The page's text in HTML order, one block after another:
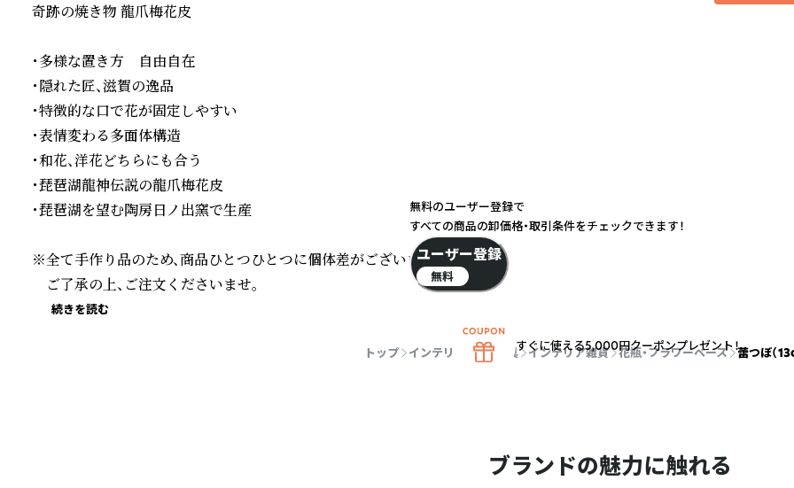
奇跡の焼き物 龍爪梅花皮
・多様な置き方　自由自在
・隠れた匠、滋賀の逸品
・特徴的な口で花が固定しやすい
・表情変わる多面体構造
・和花、洋花どちらにも合う
・琵琶湖龍神伝説の龍爪梅花皮
・琵琶湖を望む陶房日ノ出窯で生産
※全て手作り品のため、商品ひとつひとつに個体差がございます。
ご了承の上、ご注文くださいませ。
続きを読む
トップ インテリア雑貨・家具 インテリア雑貨 花瓶・フラワーベース 蕾つぼ（
ブランドの魅力に触れる
無料のユーザー登録で
すべての商品の卸価格・取引条件をチェックできます！
ユーザー登録
無料
すぐに使える5,000円クーポンプレゼント！